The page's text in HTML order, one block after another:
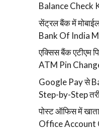
Balance Check
सेंट्रल बैंक में
Bank Of India
एक्सिस बैंक एटीएम
ATM Pin
Google Pay से
Step-by-Step
पोस्ट ऑफिस में
Office Account